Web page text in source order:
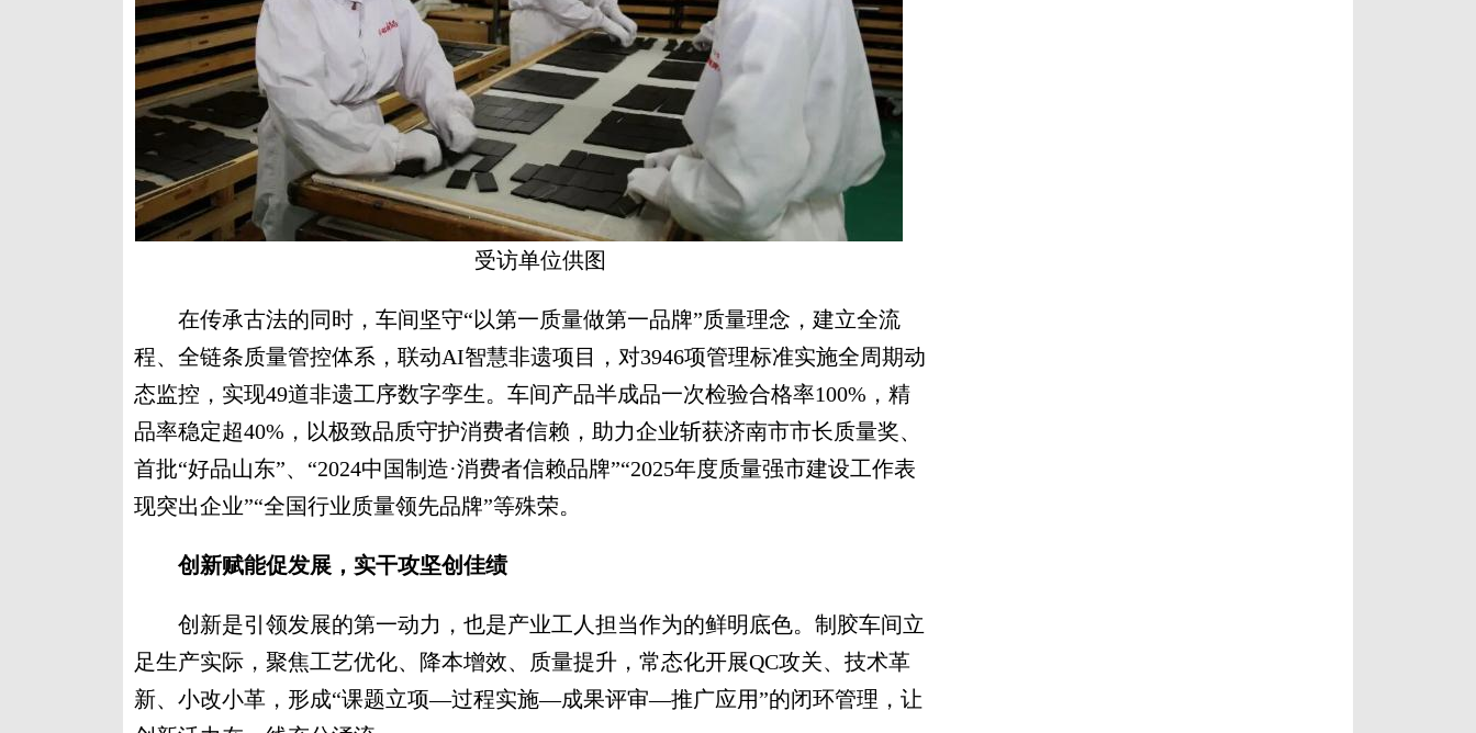
受访单位供图
在传承古法的同时，车间坚守“以第一质量做第一品牌”质量理念，建立全流
程、全链条质量管控体系，联动AI智慧非遗项目，对3946项管理标准实施全周期动
态监控，实现49道非遗工序数字孪生。车间产品半成品一次检验合格率100%，精
品率稳定超40%，以极致品质守护消费者信赖，助力企业斩获济南市市长质量奖、
首批“好品山东”、“2024中国制造·消费者信赖品牌”“2025年度质量强市建设工作表
现突出企业”“全国行业质量领先品牌”等殊荣。
创新赋能促发展，实干攻坚创佳绩
创新是引领发展的第一动力，也是产业工人担当作为的鲜明底色。制胶车间立
足生产实际，聚焦工艺优化、降本增效、质量提升，常态化开展QC攻关、技术革
新、小改小革，形成“课题立项—过程实施—成果评审—推广应用”的闭环管理，让